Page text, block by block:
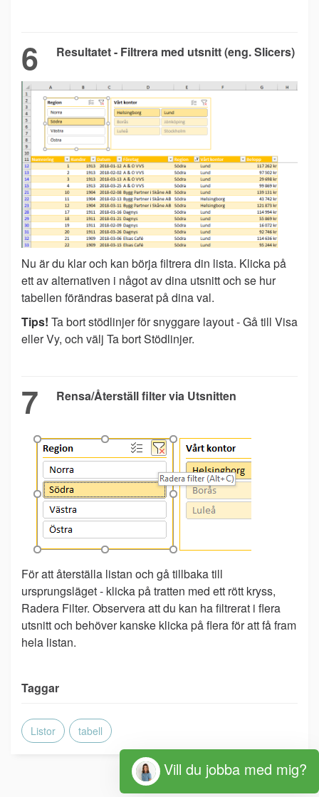
6 Resultatet - Filtrera med utsnitt (eng. Slicers)
Nu är du klar och kan börja filtrera din lista. Klicka på
ett av alternativen i något av dina utsnitt och se hur
tabellen förändras baserat på dina val.
Tips! Ta bort stödlinjer för snyggare layout - Gå till Visa
eller Vy, och välj Ta bort Stödlinjer.
7 Rensa/Återställ filter via Utsnitten
För att återställa listan och gå tillbaka till
ursprungsläget - klicka på tratten med ett rött kryss,
Radera Filter. Observera att du kan ha filtrerat i flera
utsnitt och behöver kanske klicka på flera för att få fram
hela listan.
Taggar
Listor tabell
Vill du jobba med mig?